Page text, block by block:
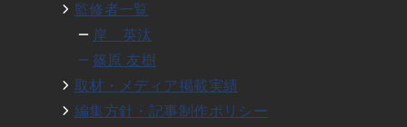
監修者一覧
岸 英汰
篠原 友樹
取材・メディア掲載実績
編集方針・記事制作ポリシー